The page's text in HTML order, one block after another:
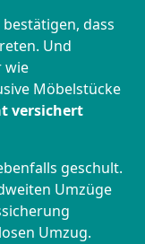
dass
Und
wie
Möbelstücke
versichert
geschult.
Umzüge
Umzug.